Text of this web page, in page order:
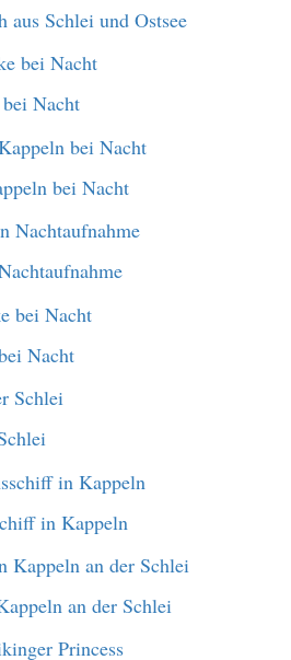
aus Schlei und Ostsee
Nacht
bei Nacht
Nacht
in Kappeln
an der Schlei